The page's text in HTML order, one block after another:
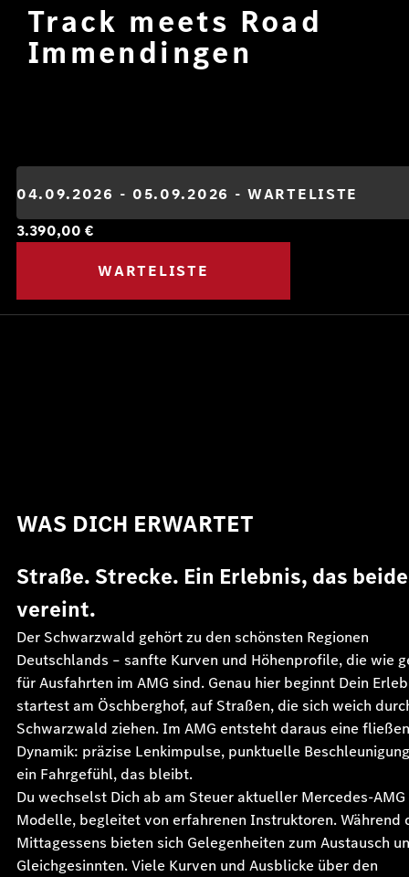
Track meets Road
Immendingen
3.390,00 €
WARTELISTE
WAS DICH ERWARTET
Straße. Strecke. Ein Erlebnis, das
vereint.
Der Schwarzwald gehört zu den schönsten Regionen
Deutschlands – sanfte Kurven und Höhenprofile, die wie
für Ausfahrten im AMG sind. Genau hier beginnt Dein
startest am Öschberghof, auf Straßen, die sich weich
Schwarzwald ziehen. Im AMG entsteht daraus eine
Dynamik: präzise Lenkimpulse, punktuelle
ein Fahrgefühl, das bleibt.
Du wechselst Dich ab am Steuer aktueller Mercedes-AMG
Modelle, begleitet von erfahrenen Instruktoren. Während
Mittagessens bieten sich Gelegenheiten zum Austausch
Gleichgesinnten. Viele Kurven und Ausblicke über den